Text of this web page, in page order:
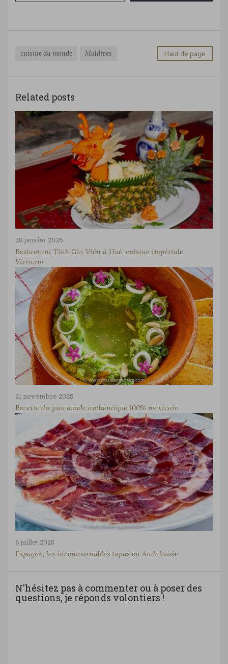
cuisine du monde Maldives Haut de page
Related posts
28 janvier 2026
Restaurant Tinh Gia Viên à Hué, cuisine impériale
Vietnam
21 novembre 2025
Recette du guacamole authentique 100% mexicain
6 juillet 2025
Espagne, les incontournables tapas en Andalousie
N'hésitez pas à commenter ou à poser des
questions, je réponds volontiers !